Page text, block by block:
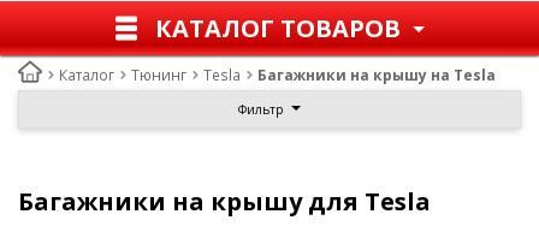
КАТАЛОГ ТОВАРОВ
Каталог Тюнинг Tesla Багажники на крышу на Tesla
Фильтр
Багажники на крышу для Tesla